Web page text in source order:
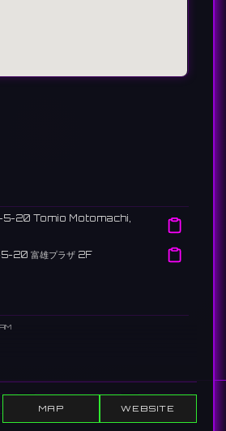
Show Events Search
20 Tomio Motomachi,
5-20 富雄プラザ 2F
ライブやイベントを定期的に開催していま
MAP WEBSITE